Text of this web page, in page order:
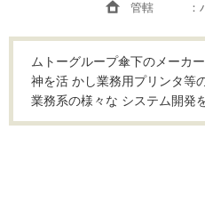
管轄
ムトーグループ傘下のメーカ
神を活 かし業務用プリンタ等
業務系の様々な システム開発